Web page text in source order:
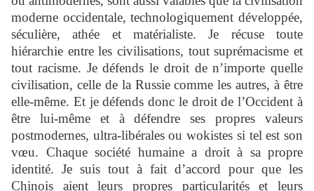
moderne occidentale, technologiquement développée,
séculière, athée et matérialiste. Je récuse toute
hiérarchie entre les civilisations, tout suprémacisme et
tout racisme. Je défends le droit de n’importe quelle
civilisation, celle de la Russie comme les autres, à être
elle-même. Et je défends donc le droit de l’Occident à
être lui-même et à défendre ses propres valeurs
postmodernes, ultra-libérales ou wokistes si tel est son
vœu. Chaque société humaine a droit à sa propre
identité. Je suis tout à fait d’accord pour que les
Chinois aient leurs propres particularités et leurs